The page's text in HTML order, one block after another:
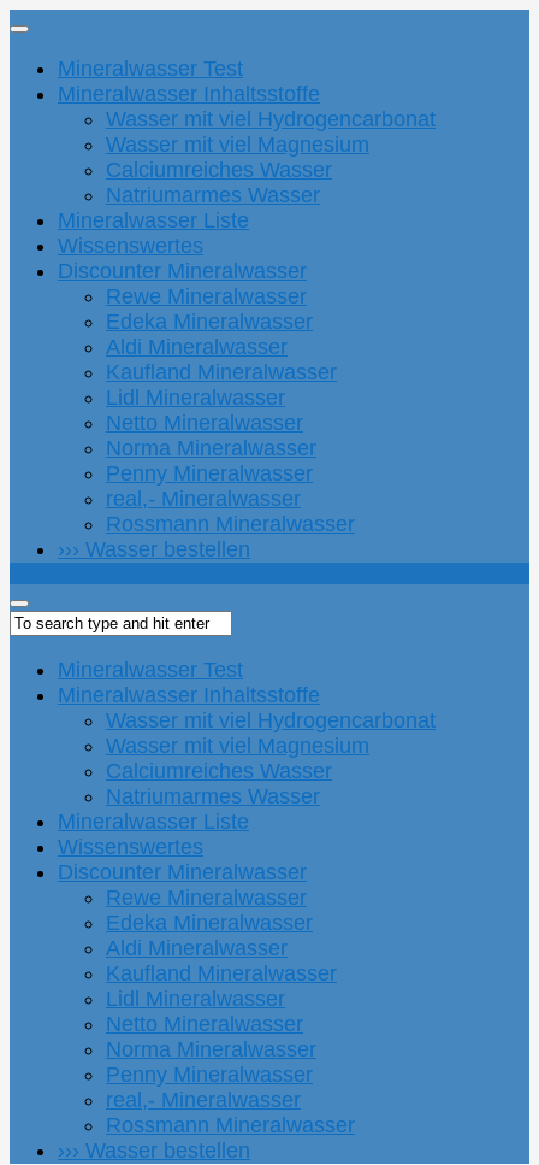
Mineralwasser Test
Mineralwasser Inhaltsstoffe
Wasser mit viel Hydrogencarbonat
Wasser mit viel Magnesium
Calciumreiches Wasser
Natriumarmes Wasser
Mineralwasser Liste
Wissenswertes
Discounter Mineralwasser
Rewe Mineralwasser
Edeka Mineralwasser
Aldi Mineralwasser
Kaufland Mineralwasser
Lidl Mineralwasser
Netto Mineralwasser
Norma Mineralwasser
Penny Mineralwasser
real,- Mineralwasser
Rossmann Mineralwasser
››› Wasser bestellen
Mineralwasser Test
Mineralwasser Inhaltsstoffe
Wasser mit viel Hydrogencarbonat
Wasser mit viel Magnesium
Calciumreiches Wasser
Natriumarmes Wasser
Mineralwasser Liste
Wissenswertes
Discounter Mineralwasser
Rewe Mineralwasser
Edeka Mineralwasser
Aldi Mineralwasser
Kaufland Mineralwasser
Lidl Mineralwasser
Netto Mineralwasser
Norma Mineralwasser
Penny Mineralwasser
real,- Mineralwasser
Rossmann Mineralwasser
››› Wasser bestellen